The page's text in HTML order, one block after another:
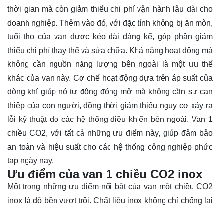
thời gian mà còn giảm thiểu chi phí vận hành lâu dài cho
doanh nghiệp. Thêm vào đó, với đặc tính không bị ăn mòn,
tuổi thọ của van được kéo dài đáng kể, góp phần giảm
thiểu chi phí thay thế và sửa chữa. Khả năng hoạt động mà
không cần nguồn năng lượng bên ngoài là một ưu thế
khác của van này. Cơ chế hoạt động dựa trên áp suất của
dòng khí giúp nó tự động đóng mở mà không cần sự can
thiệp của con người, đồng thời giảm thiểu nguy cơ xảy ra
lỗi kỹ thuật do các hệ thống điều khiển bên ngoài. Van 1
chiều CO2, với tất cả những ưu điểm này, giúp đảm bảo
an toàn và hiệu suất cho các hệ thống công nghiệp phức
tạp ngày nay.
Ưu điểm của van 1 chiều CO2 inox
Một trong những ưu điểm nổi bật của van một chiều CO2
inox là độ bền vượt trội. Chất liệu inox không chỉ chống lại